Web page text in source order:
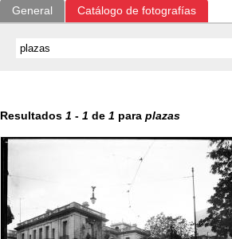
General Catálogo de fotografías
Resultados 1 - 1 de 1 para plazas